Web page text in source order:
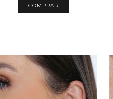
COMPRAR